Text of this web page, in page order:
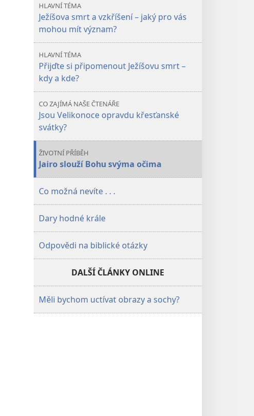
.
.“
čemu?
.
čemu?
HLAVNÍ TÉMA
Ježíšova smrt a vzkříšení – jaký pro vás
mohou mít význam?
HLAVNÍ TÉMA
Přijďte si připomenout Ježíšovu smrt –
kdy a kde?
CO ZAJÍMÁ NAŠE ČTENÁŘE
Jsou Velikonoce opravdu křesťanské
svátky?
ŽIVOTNÍ PŘÍBĚH
Jairo slouží Bohu svýma očima
Co možná nevíte . . .
Dary hodné krále
Odpovědi na biblické otázky
DALŠÍ ČLÁNKY ONLINE
Měli bychom uctívat obrazy a sochy?